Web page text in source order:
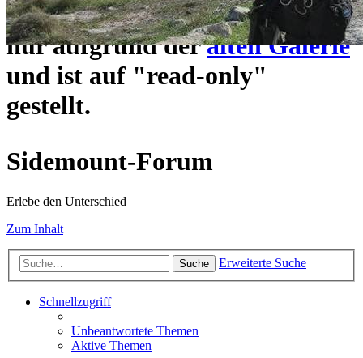
Das alte Forum hier existiert
nur aufgrund deralten Galerie
und ist auf "read-only"
gestellt.
Sidemount-Forum
Erlebe den Unterschied
Zum Inhalt
Suche Erweiterte Suche
Schnellzugriff
Unbeantwortete Themen
Aktive Themen